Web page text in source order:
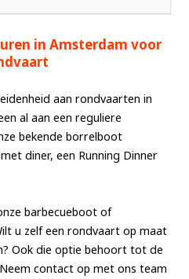
in Amsterdam voor
aan rondvaarten in
al aan een reguliere
bekende borrelboot
diner, een Running Dinner
barbecueboot of
u zelf een rondvaart op maat
Ook die optie behoort tot de
contact op met ons team